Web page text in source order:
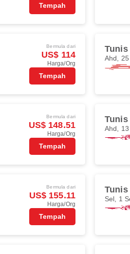
Tempah
Bermula dari
US$ 114
Harga/Org
Tempah
Tunis
Ahd,
Bermula dari
US$ 148.51
Harga/Org
Tempah
Tunis
Ahd,
Bermula dari
US$ 155.11
Harga/Org
Tempah
Tunis
Sel, 1